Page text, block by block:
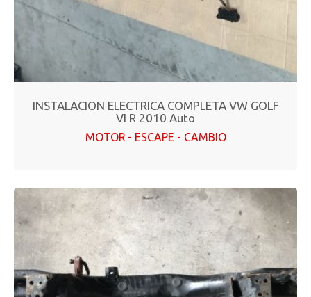
INSTALACION ELECTRICA COMPLETA VW GOLF
VI R 2010 Auto
MOTOR - ESCAPE - CAMBIO